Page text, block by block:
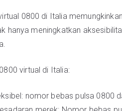
0800 di Italia
hanya meningkatkan
virtual di Italia:
nomor bebas pulsa 0800